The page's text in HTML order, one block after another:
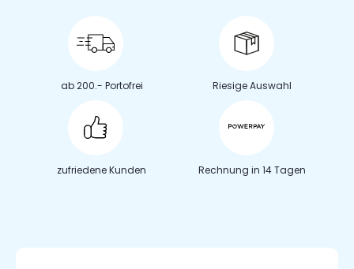
ab 200.- Portofrei Riesige Auswahl
zufriedene Kunden Rechnung in 14 Tagen